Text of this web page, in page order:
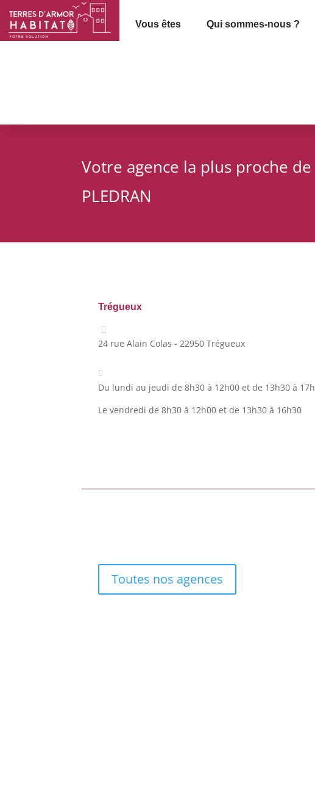
Vous êtes Qui sommes-nous ?
Votre agence la plus proche de
PLEDRAN
Trégueux
24 rue Alain Colas - 22950 Trégueux
Du lundi au jeudi de 8h30 à 12h00 et de 13h30 à 17h
Le vendredi de 8h30 à 12h00 et de 13h30 à 16h30
Toutes nos agences